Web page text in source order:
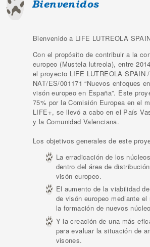
Bienvenidos
Bienvenido a LIFE LUTREOLA
Con el propósito de contribuir a la
europeo (Mustela lutreola), entre
el proyecto LIFE LUTREOLA SPAIN
NAT/ES/001171 “Nuevos enfoques
visón europeo en España”. Este
75% por la Comisión Europea en el
LIFE+, se llevó a cabo en el País
y la Comunidad Valenciana.
Los objetivos generales de este
La erradicación de los
dentro del área de
visón europeo.
El aumento de la viabilidad
de visón europeo mediante
la formación de nuevos
Y la creación de una más
para evaluar la situación de
visones.